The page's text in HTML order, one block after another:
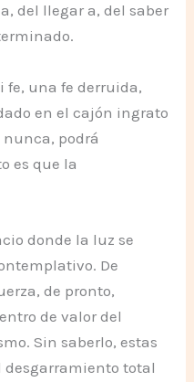
del llegar a, del saber
fe, una fe derruida,
en el cajón ingrato
podrá
es que la
donde la luz se
De
de pronto,
de valor del
Sin saberlo, estas
desgarramiento total